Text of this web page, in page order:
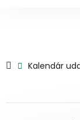
Kalendár